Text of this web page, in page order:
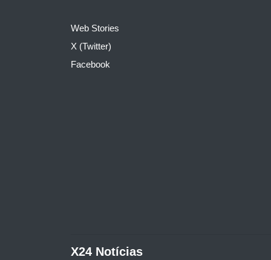
Web Stories
X (Twitter)
Facebook
X24 Notícias